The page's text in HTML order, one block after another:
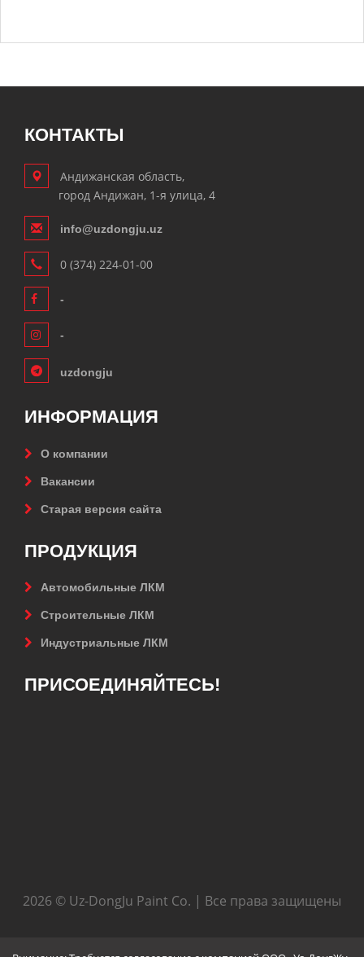
КОНТАКТЫ
Андижанская область,
город Андижан, 1-я улица, 4
info@uzdongju.uz
0 (374) 224-01-00
-
-
uzdongju
ИНФОРМАЦИЯ
О компании
Вакансии
Старая версия сайта
ПРОДУКЦИЯ
Автомобильные ЛКМ
Строительные ЛКМ
Индустриальные ЛКМ
ПРИСОЕДИНЯЙТЕСЬ!
2026 © Uz-DongJu Paint Co. | Все права защищены